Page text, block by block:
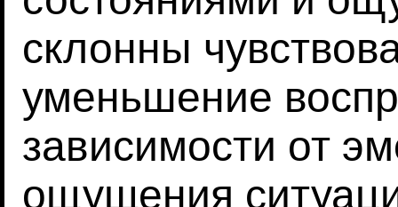
склонны
уменьшение
зависимости от
ощущения